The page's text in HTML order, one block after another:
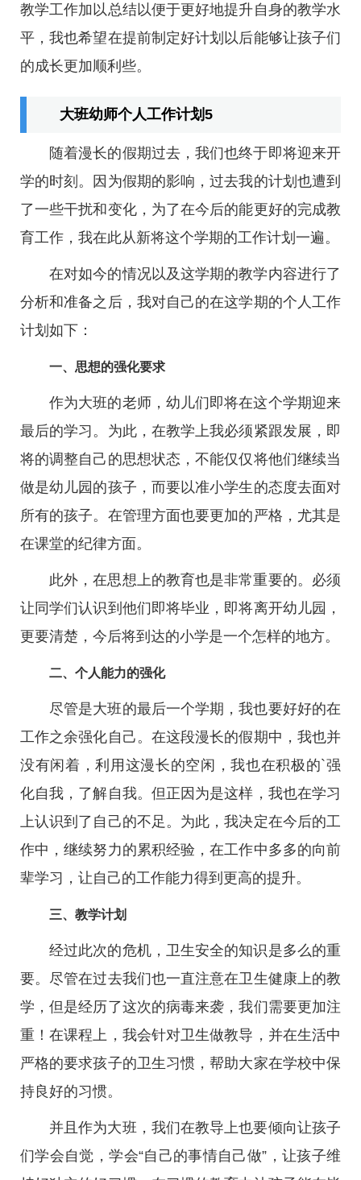
教学工作加以总结以便于更好地提升自身的教学水
平，我也希望在提前制定好计划以后能够让孩子们
的成长更加顺利些。
大班幼师个人工作计划5
随着漫长的假期过去，我们也终于即将迎来开
学的时刻。因为假期的影响，过去我的计划也遭到
了一些干扰和变化，为了在今后的能更好的完成教
育工作，我在此从新将这个学期的工作计划一遍。
在对如今的情况以及这学期的教学内容进行了
分析和准备之后，我对自己的在这学期的个人工作
计划如下：
一、思想的强化要求
作为大班的老师，幼儿们即将在这个学期迎来
最后的学习。为此，在教学上我必须紧跟发展，即
将的调整自己的思想状态，不能仅仅将他们继续当
做是幼儿园的孩子，而要以准小学生的态度去面对
所有的孩子。在管理方面也要更加的严格，尤其是
在课堂的纪律方面。
此外，在思想上的教育也是非常重要的。必须
让同学们认识到他们即将毕业，即将离开幼儿园，
更要清楚，今后将到达的小学是一个怎样的地方。
二、个人能力的强化
尽管是大班的最后一个学期，我也要好好的在
工作之余强化自己。在这段漫长的假期中，我也并
没有闲着，利用这漫长的空闲，我也在积极的`强
化自我，了解自我。但正因为是这样，我也在学习
上认识到了自己的不足。为此，我决定在今后的工
作中，继续努力的累积经验，在工作中多多的向前
辈学习，让自己的工作能力得到更高的提升。
三、教学计划
经过此次的危机，卫生安全的知识是多么的重
要。尽管在过去我们也一直注意在卫生健康上的教
学，但是经历了这次的病毒来袭，我们需要更加注
重！在课程上，我会针对卫生做教导，并在生活中
严格的要求孩子的卫生习惯，帮助大家在学校中保
持良好的习惯。
并且作为大班，我们在教导上也要倾向让孩子
们学会自觉，学会“自己的事情自己做”，让孩子维